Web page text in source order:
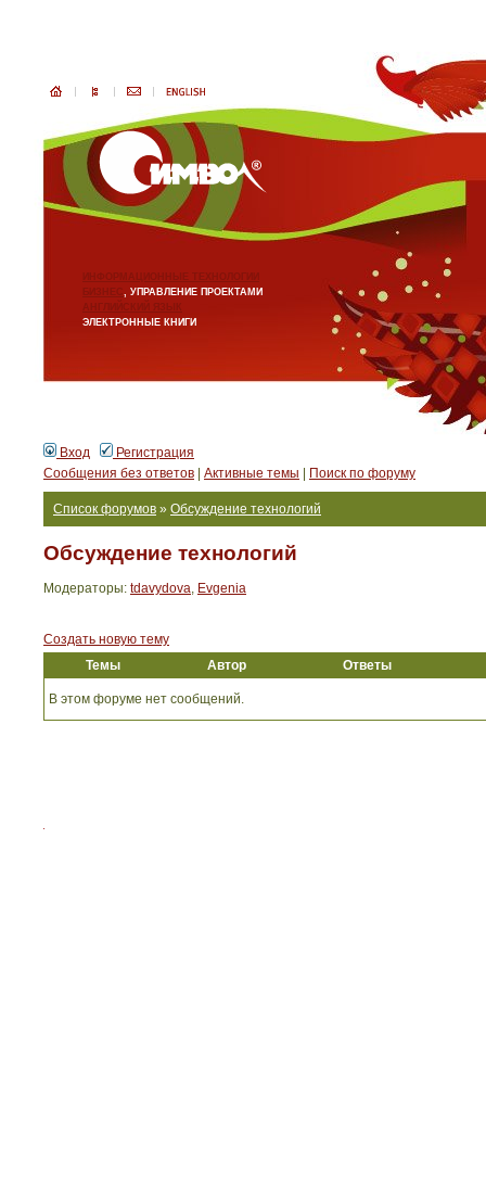
ИНФОРМАЦИОННЫЕ ТЕХНОЛОГИИ
БИЗНЕС, УПРАВЛЕНИЕ ПРОЕКТАМИ
АНГЛИЙСКИЙ ЯЗЫК
ЭЛЕКТРОННЫЕ КНИГИ
Вход
Регистрация
Сообщения без ответов
Активные темы Поиск по форуму
Список форумов » Обсуждение технологий
Обсуждение технологий
Модераторы: tdavydova, Evgenia
Создать новую тему
Темы
Автор Ответы
В этом форуме нет сообщений.